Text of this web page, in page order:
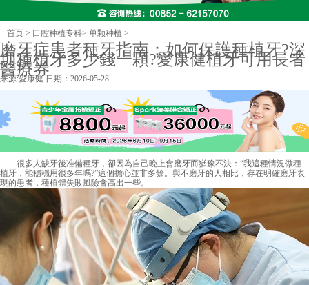
首页 > 口腔种植专科> 单颗种植 >
磨牙症患者種牙指南：如何保護種植牙?深
圳種植牙多少錢一顆?愛康健植牙可用長者
醫療券
来源:愛康健日期：2026-05-28
很多人缺牙後准備種牙，卻因為自己晚上會磨牙而猶豫不決：“我這種情況做種
植牙，能穩穩用很多年嗎?”這個擔心並非多餘。與不磨牙的人相比，存在明確磨牙表
現的患者，種植體失敗風險會高出一些。